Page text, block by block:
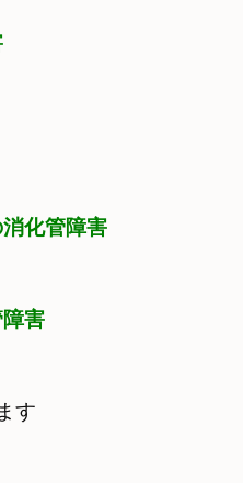
化管障害
害
す